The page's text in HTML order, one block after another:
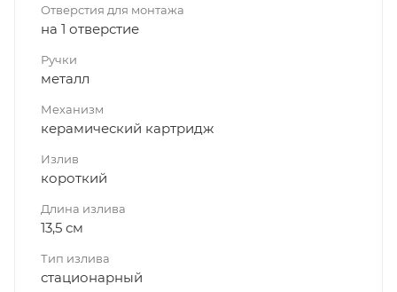
Отверстия для монтажа
на 1 отверстие
Ручки
металл
Механизм
керамический картридж
Излив
короткий
Длина излива
13,5 см
Тип излива
стационарный